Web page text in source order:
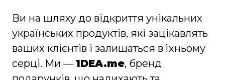
Ви на шляху до відкриття унікальних
українських продуктів, які зацікавлять
ваших клієнтів і залишаться в їхньому
серці. Ми — 1DEA.me, бренд